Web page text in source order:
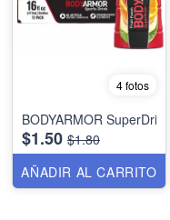
4 fotos
BODYARMOR SuperDrink
$1.50 $1.80
AÑADIR AL CARRITO